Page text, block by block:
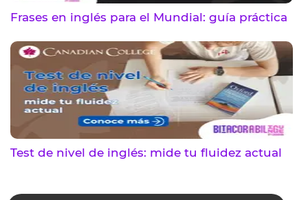
Frases en inglés para el Mundial: guía práctica
Test de nivel de inglés: mide tu fluidez actual